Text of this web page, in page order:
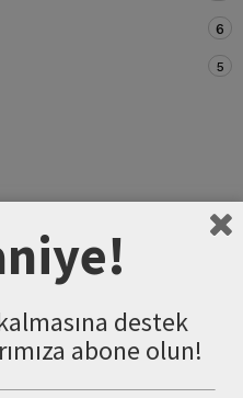
6
5
destek
abone olun!